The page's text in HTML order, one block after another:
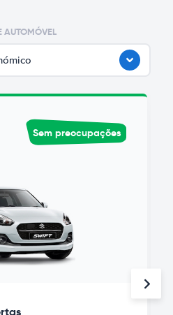
AUTOMÓVEL
Sem preocupações